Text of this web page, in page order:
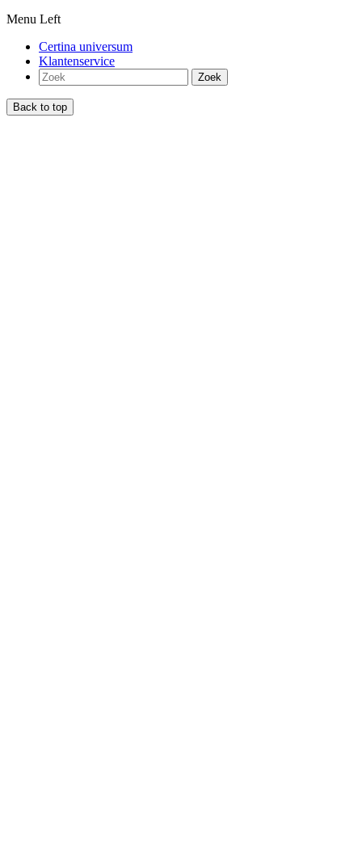
Menu Left
Certina universum
Klantenservice
Zoek
Back to top